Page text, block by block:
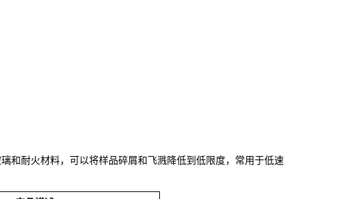
和耐火材料，可以将样品碎屑和飞溅降低到低限度，常用于低速